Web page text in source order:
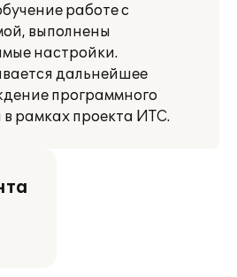
работе с
выполнены
настройки.
дальнейшее
программного
в рамках проекта ИТС.